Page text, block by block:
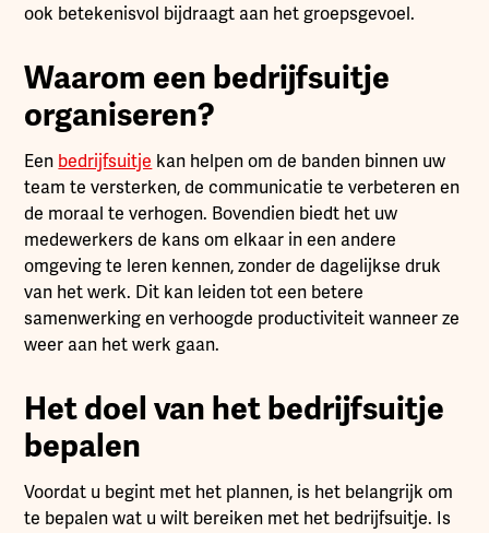
ook betekenisvol bijdraagt aan het groepsgevoel.
Waarom een bedrijfsuitje
organiseren?
Een bedrijfsuitje kan helpen om de banden binnen uw
team te versterken, de communicatie te verbeteren en
de moraal te verhogen. Bovendien biedt het uw
medewerkers de kans om elkaar in een andere
omgeving te leren kennen, zonder de dagelijkse druk
van het werk. Dit kan leiden tot een betere
samenwerking en verhoogde productiviteit wanneer ze
weer aan het werk gaan.
Het doel van het bedrijfsuitje
bepalen
Voordat u begint met het plannen, is het belangrijk om
te bepalen wat u wilt bereiken met het bedrijfsuitje. Is